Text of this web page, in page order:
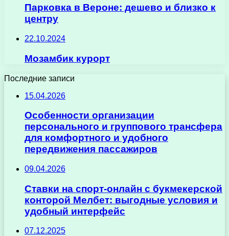
Парковка в Вероне: дешево и близко к
центру
22.10.2024
Мозамбик курорт
Последние записи
15.04.2026
Особенности организации
персонального и группового трансфера
для комфортного и удобного
передвижения пассажиров
09.04.2026
Ставки на спорт-онлайн с букмекерской
конторой Мелбет: выгодные условия и
удобный интерфейс
07.12.2025